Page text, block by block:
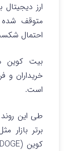
متوقف شده
احتمال
بیت کوین
است.